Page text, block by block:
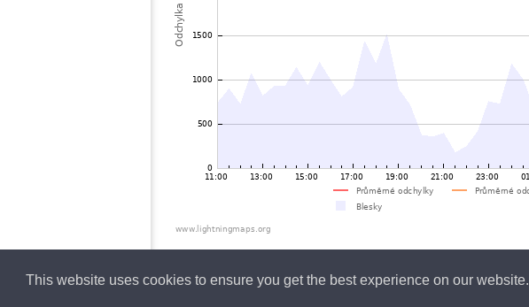
This website uses cookies to ensure you get the best experience on our website.